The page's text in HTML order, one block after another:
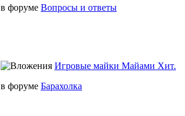
в форуме Вопросы и ответы
Игровые майки Майами Хит.
в форуме Барахолка